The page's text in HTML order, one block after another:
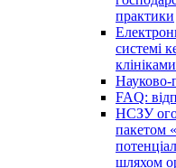
практики
системі
Науково-
FAQ:
НСЗУ
пакетом
шляхом